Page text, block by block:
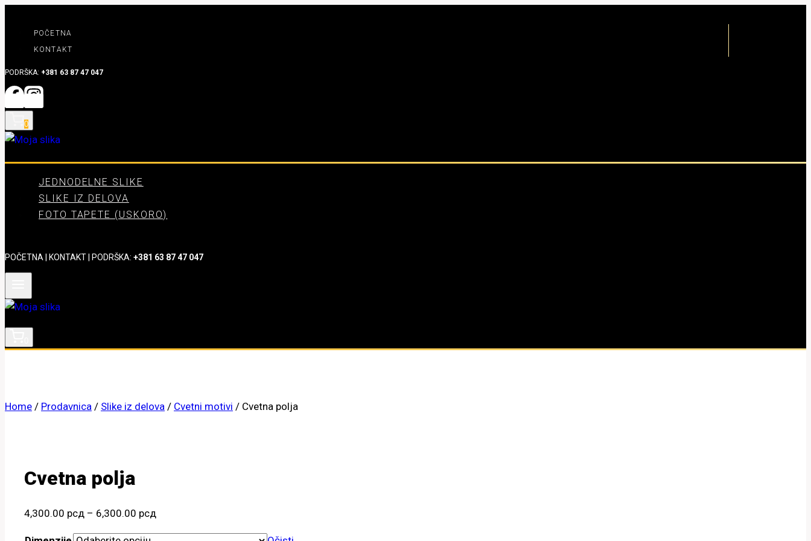
content
POČETNA
KONTAKT
PODRŠKA: +381 63 87 47 047
0
JEDNODELNE SLIKE
SLIKE IZ DELOVA
FOTO TAPETE (USKORO)
POČETNA KONTAKT | PODRŠKA: +381 63 87 47 047
Home / Prodavnica / Slike iz delova / Cvetni motivi / Cvetna polja
Cvetna polja
4,300.00 рсд – 6,300.00 рсдRaspon